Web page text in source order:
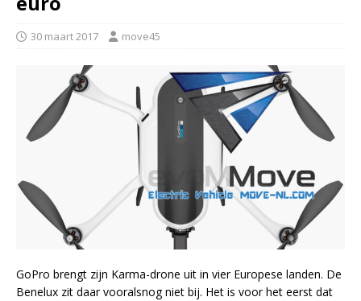
30 maart 2017 move45
GoPro brengt zijn Karma-drone uit in vier Europese landen. De
Benelux zit daar vooralsnog niet bij. Het is voor het eerst dat